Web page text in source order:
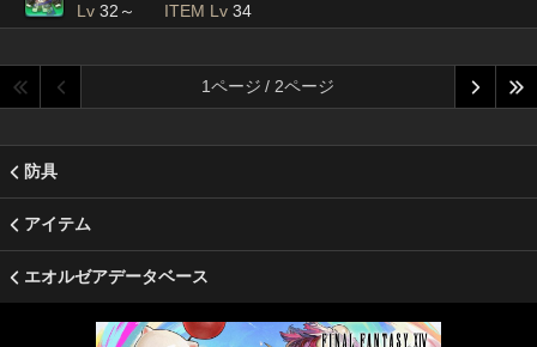
Lv 32～ ITEM Lv 34
1ページ / 2ページ
防具
アイテム
エオルゼアデータベース